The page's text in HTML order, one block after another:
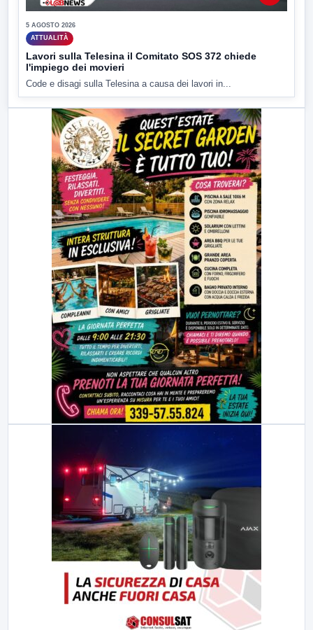
5 AGOSTO 2026
ATTUALITÀ
Lavori sulla Telesina il Comitato SOS 372 chiede
l'impiego dei movieri
Code e disagi sulla Telesina a causa dei lavori in...